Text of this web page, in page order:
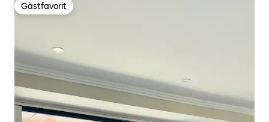
Gästfavorit
Gästfavorit